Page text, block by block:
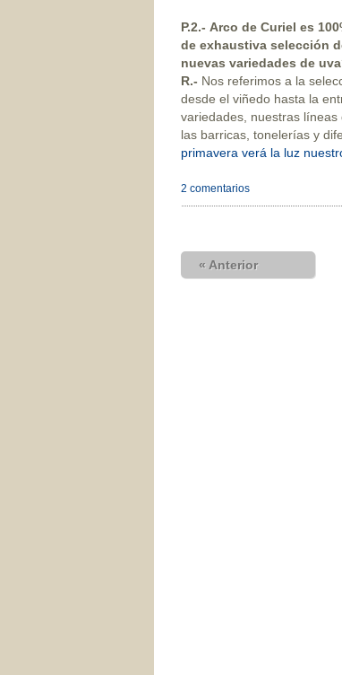
P.2.- Arco de Curiel es
de exhaustiva selección
nuevas variedades de
R.- Nos referimos a la
desde el viñedo hasta la
variedades, nuestras
las barricas, tonelerías y
primavera verá la luz
2 comentarios
« Anterior